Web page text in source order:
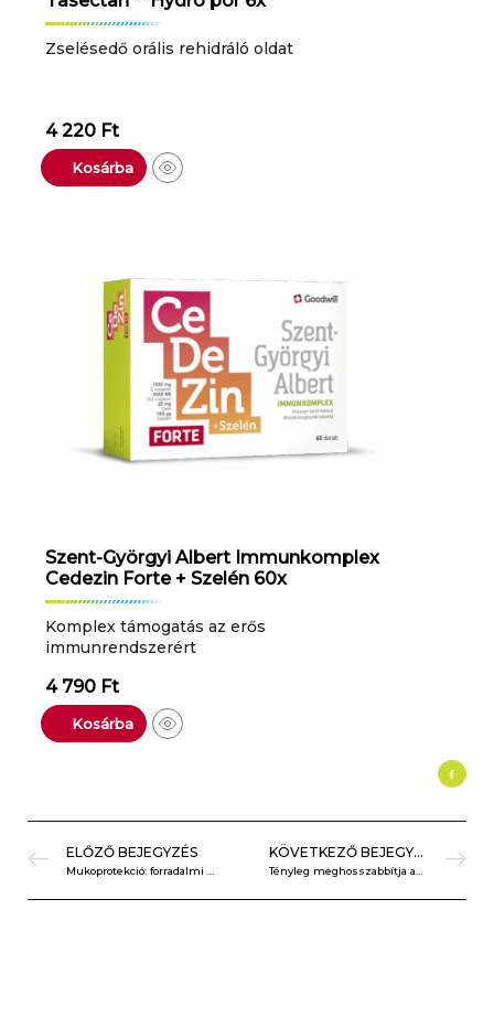
Zselésedő orális rehidráló oldat
4 220 Ft
Kosárba
Szent-Györgyi Albert Immunkomplex
Cedezin Forte + Szelén 60x
Komplex támogatás az erős
immunrendszerért
4 790 Ft
Kosárba
ELŐZŐ BEJEGYZÉS KÖVETKEZŐ BEJEGYZÉS